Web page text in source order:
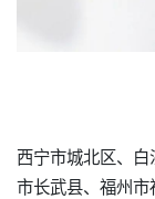
西宁市城北区、
市长武县、福州